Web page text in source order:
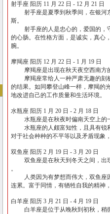
射手座 阳历 11 月 22 日 - 12 月 21 日
射手座是夏季到秋季间，在银河东
斯。
射手座的人是忠心的，爱国的，守
的心肠。在性格方面，是诚实，真心
腕。
摩羯座 阳历 12 月 22 日 - 1 月 19 日
摩羯座是出现在秋天夜空西南方的
摩羯座常给人一种严肃无趣的刻板
的结果。如同攀登山峰一样，摩羯的
地改进自己的工作质量和生活环境。
水瓶座 阳历 1 月 20 日 - 2 月 18 日
水瓶座是在秋夜时偏南天空上的一
水瓶座的人颇富知性，且具有锐利
对于社会种种的不平等以及矛盾现象
双鱼座 阳历 2 月 19 日 - 3 月 20 日
双鱼座是在秋天到冬天之间，出现
。
人类因为有梦想而伟大，双鱼座因
连累。富于同情，有牺牲自我的精神
白羊座 阳历 3 月 21 日 - 4 月 19 日
白羊座是位于从晚秋到初秋，稍微